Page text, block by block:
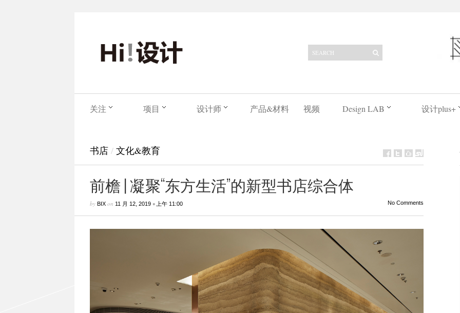
关注 项目 设计师 产品&材料 视频 Design LAB 设计plus+
书店 / 文化&教育
前檐 | 凝聚“东方生活”的新型书店综合体
by BIXon 11 月 12, 2019• 上午 11:00 No Comments